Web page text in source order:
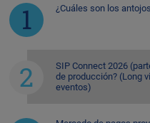
¿Cuáles son los
SIP Connect 2026
de producción? (Long
eventos)